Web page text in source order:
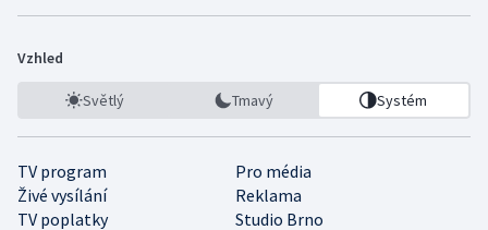
Vzhled
Světlý Tmavý Systém
TV program
Pro média
Živé vysílání
Reklama
TV poplatky
Studio Brno